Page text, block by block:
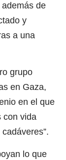
de
y
a una
grupo
en Gaza,
en el que
con vida
lo que